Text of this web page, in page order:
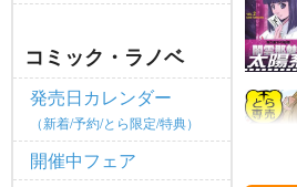
コミック・ラノベ
発売日カレンダー
（新着/予約/とら限定/特典）
開催中フェア
重要
全